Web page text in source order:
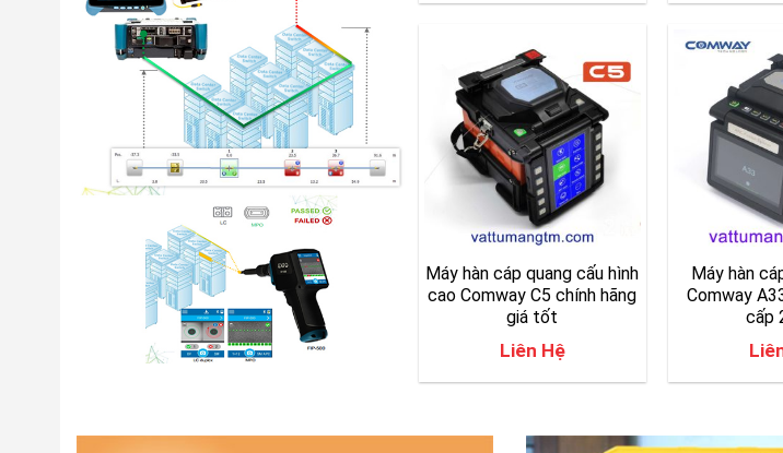
Máy hàn cáp quang cấu hình
cao Comway C5 chính hãng
giá tốt
Liên Hệ
Máy hàn
Comway
cấp